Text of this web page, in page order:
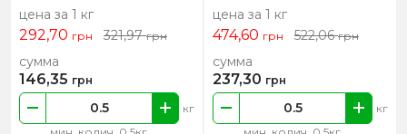
цена за 1 кг
292,70 грн 321,97грн
кг
сумма
146,35 грн
цена за 1 кг
474,60 грн 522,06грн
кг
сумма
237,30 грн